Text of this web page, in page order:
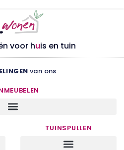
voor huis en tuin
van ons
TUINSPULLEN